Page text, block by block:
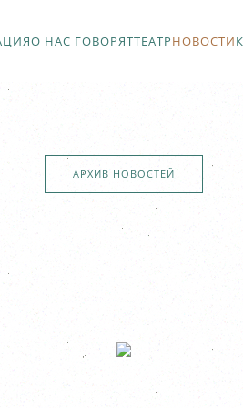
О НАС ГОВОРЯТТЕАТРНОВОСТИ
АРХИВ НОВОСТЕЙ